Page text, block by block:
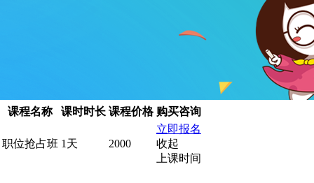
课程名称 课时时长 课程价格 购买咨询
职位抢占班 1天 2000
立即报名
收起
上课时间